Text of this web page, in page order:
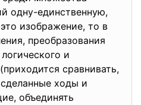
одну-единственную,
изображение, то в
преобразования
и
сравнивать,
ходы и
объединять